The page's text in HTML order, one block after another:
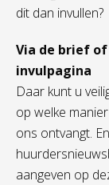
dit dan invullen?
Via de brief
invulpagina
Daar kunt u
op welke
ons ontvangt.
aangeven op